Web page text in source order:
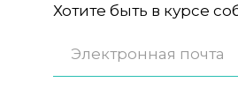
Хотите быть в курсе